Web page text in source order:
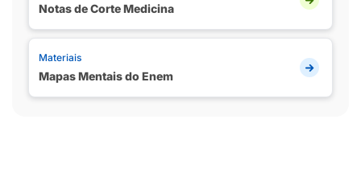
Notas de Corte Medicina
Materiais
Mapas Mentais do Enem